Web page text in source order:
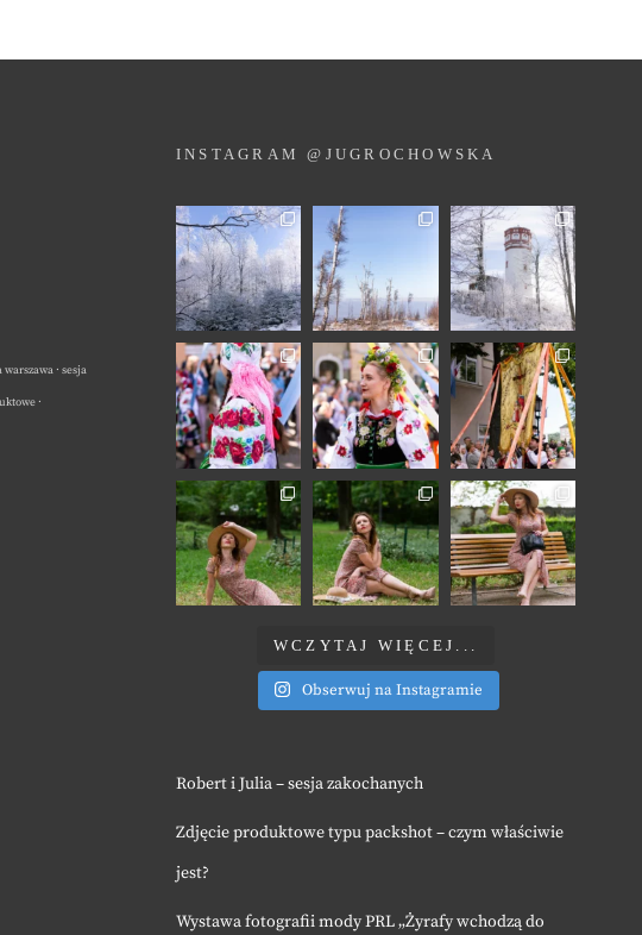
· sesja
·
INSTAGRAM @JUGROCHOWSKA
WCZYTAJ WIĘCEJ...
Obserwuj na Instagramie
Robert i Julia – sesja zakochanych
Zdjęcie produktowe typu packshot – czym właściwie
jest?
Wystawa fotografii mody PRL „Żyrafy wchodzą do